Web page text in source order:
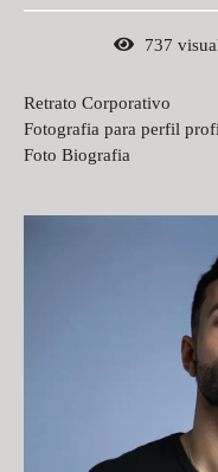
737
Retrato Corporativo
Fotografia para perfil
Foto Biografia